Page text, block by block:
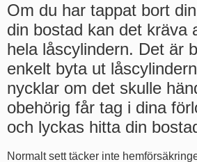
Om du har tappat bort
din bostad kan det kräva
hela låscylindern. Det är
enkelt byta ut
nycklar om det skulle
obehörig får tag i dina
och lyckas hitta din
Normalt sett täcker inte